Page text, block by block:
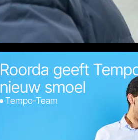
Roorda geeft
nieuw smoel
Tempo-Team